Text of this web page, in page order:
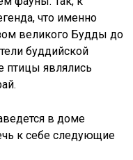
что именно
великого Будды до
буддийской
птицы являлись
в доме
к себе следующие